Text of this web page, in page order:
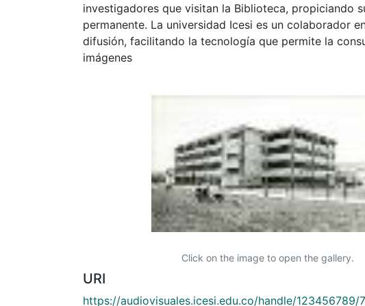
investigadores que visitan la Biblioteca, propiciando
permanente. La universidad Icesi es un colaborador
difusión, facilitando la tecnología que permite la
imágenes
Click on the image to open the gallery.
URI
https://audiovisuales.icesi.edu.co/handle/123456789/